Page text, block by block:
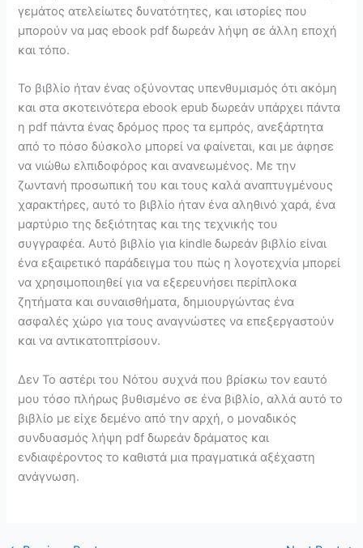
γεμάτος ατελείωτες δυνατότητες, και ιστορίες που
μπορούν να μας ebook pdf δωρεάν λήψη σε άλλη εποχή
και τόπο.
Το βιβλίο ήταν ένας οξύνοντας υπενθυμισμός ότι ακόμη
και στα σκοτεινότερα ebook epub δωρεάν υπάρχει πάντα
η pdf πάντα ένας δρόμος προς τα εμπρός, ανεξάρτητα
από το πόσο δύσκολο μπορεί να φαίνεται, και με άφησε
να νιώθω ελπιδοφόρος και ανανεωμένος. Με την
ζωντανή προσωπική του και τους καλά αναπτυγμένους
χαρακτήρες, αυτό το βιβλίο ήταν ένα αληθινό χαρά, ένα
μαρτύριο της δεξιότητας και της τεχνικής του
συγγραφέα. Αυτό βιβλίο για kindle δωρεάν βιβλίο είναι
ένα εξαιρετικό παράδειγμα του πώς η λογοτεχνία μπορεί
να χρησιμοποιηθεί για να εξερευνήσει περίπλοκα
ζητήματα και συναισθήματα, δημιουργώντας ένα
ασφαλές χώρο για τους αναγνώστες να επεξεργαστούν
και να αντικατοπτρίσουν.
Δεν Το αστέρι του Νότου συχνά που βρίσκω τον εαυτό
μου τόσο πλήρως βυθισμένο σε ένα βιβλίο, αλλά αυτό το
βιβλίο με είχε δεμένο από την αρχή, ο μοναδικός
συνδυασμός λήψη pdf δωρεάν δράματος και
ενδιαφέροντος το καθιστά μια πραγματικά αξέχαστη
ανάγνωση.